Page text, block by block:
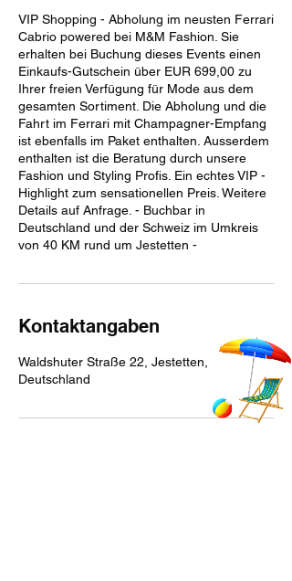
VIP Shopping - Abholung im neusten Ferrari
Cabrio powered bei M&M Fashion. Sie
erhalten bei Buchung dieses Events einen
Einkaufs-Gutschein über EUR 699,00 zu
Ihrer freien Verfügung für Mode aus dem
gesamten Sortiment. Die Abholung und die
Fahrt im Ferrari mit Champagner-Empfang
ist ebenfalls im Paket enthalten. Ausserdem
enthalten ist die Beratung durch unsere
Fashion und Styling Profis. Ein echtes VIP -
Highlight zum sensationellen Preis. Weitere
Details auf Anfrage. - Buchbar in
Deutschland und der Schweiz im Umkreis
Kontaktangaben
Waldshuter Straße 22, Jestetten,
Deutschland